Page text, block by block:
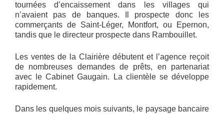
tournées d’encaissement dans les villages qui
n’avaient pas de banques. Il prospecte donc les
commerçants de Saint-Léger, Montfort, ou Epernon,
tandis que le directeur prospecte dans Rambouillet.
Les ventes de la Clairière débutent et l’agence reçoit
de nombreuses demandes de prêts, en partenariat
avec le Cabinet Gaugain. La clientèle se développe
rapidement.
Dans les quelques mois suivants, le paysage bancaire